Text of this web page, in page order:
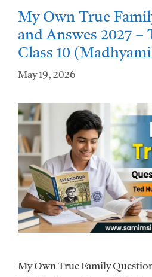
My Own True
and Answes 2027 –
Class 10
May 19, 2026
My Own True Family